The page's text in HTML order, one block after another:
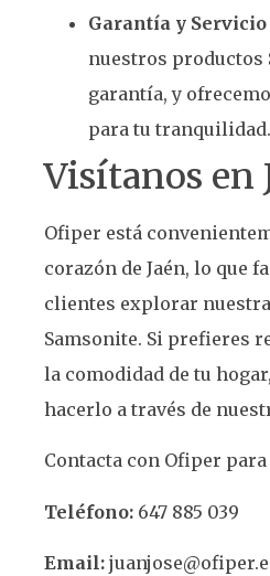
Garantía y
nuestros productos
garantía, y
para tu tranquilidad.
Visítanos en
Ofiper está
corazón de Jaén, lo que
clientes explorar
Samsonite. Si prefieres
la comodidad de tu
hacerlo a través de
Contacta con Ofiper
Teléfono: 647 885 039
Email: